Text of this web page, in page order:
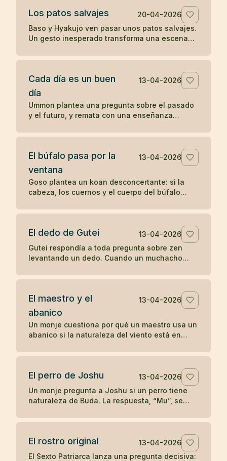
Los patos salvajes
20-04-2026
Baso y Hyakujo ven pasar unos patos salvajes.
Un gesto inesperado transforma una escena
percepción.
Cada día es un buen
día
13-04-2026
Ummon plantea una pregunta sobre el pasado
y el futuro, y remata con una enseñanza
El búfalo pasa por la
ventana
13-04-2026
Goso plantea un koan desconcertante: si la
cabeza, los cuernos y el cuerpo del búfalo
cola?
El dedo de Gutei
13-04-2026
Gutei respondía a toda pregunta sobre zen
levantando un dedo. Cuando un muchacho
enseñanza radical sobre la comprensión
El maestro y el
abanico
13-04-2026
Un monje cuestiona por qué un maestro usa un
abanico si la naturaleza del viento está en
cotidiano en enseñanza zen.
El perro de Joshu
13-04-2026
Un monje pregunta a Joshu si un perro tiene
naturaleza de Buda. La respuesta, “Mu”, se
de la tradición zen.
El rostro original
13-04-2026
El Sexto Patriarca lanza una pregunta decisiva: